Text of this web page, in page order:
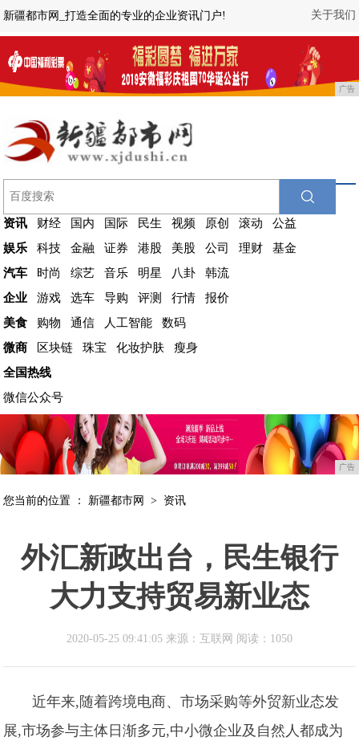
关于我们
新疆都市网_打造全面的专业的企业资讯门户!
广告
资讯 财经 国内 国际 民生 视频 原创 滚动
公益
娱乐
科技 金融 证券 港股 美股 公司 理财
基金
汽车
时尚 综艺 音乐 明星 八卦
韩流
企业
游戏 选车 导购 评测 行情
报价
美食
购物 通信 人工智能
数码
微商
区块链 珠宝 化妆护肤
瘦身
全国热线
微信公众号
广告
您当前的位置 ： 新疆都市网 > 资讯
外汇新政出台，民生银行
大力支持贸易新业态
2020-05-25 09:41:05 来源：互联网 阅读：1050
近年来,随着跨境电商、市场采购等外贸新业态发
展,市场参与主体日渐多元,中小微企业及自然人都成为